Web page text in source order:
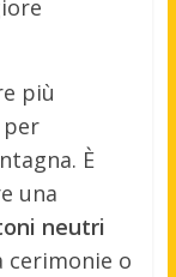
più
per
È
una
neutri
cerimonie o